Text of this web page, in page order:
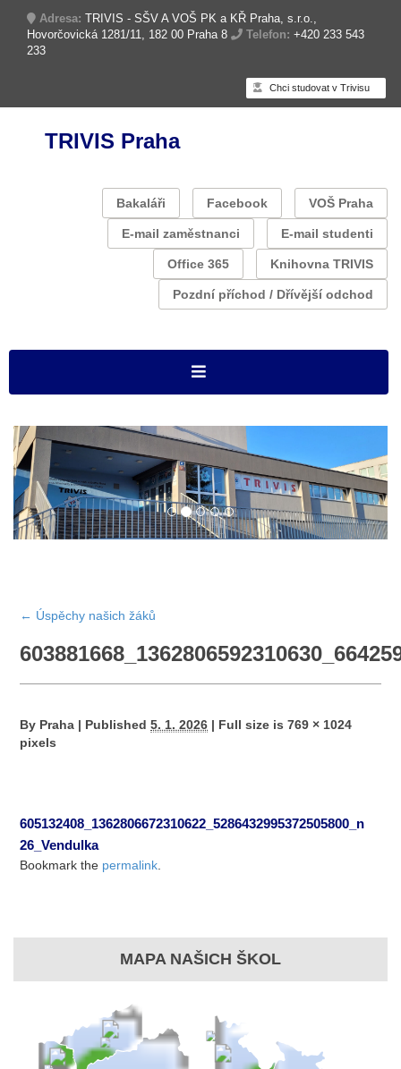
Adresa: TRIVIS - SŠV A VOŠ PK a KŘ Praha, s.r.o.,
Hovorčovická 1281/11, 182 00 Praha 8
Telefon: +420 233 543
233
Chci studovat v Trivisu
TRIVIS Praha
Bakaláři Facebook VOŠ Praha
E-mail zaměstnanci E-mail studenti
Office 365 Knihovna TRIVIS
Pozdní příchod / Dřívější odchod
← Úspěchy našich žáků
By Praha | Published 5. 1. 2026 | Full size is769 × 1024
pixels
605132408_1362806672310622_5286432995372505800_n
26_Vendulka
Bookmark the permalink
MAPA NAŠICH ŠKOL